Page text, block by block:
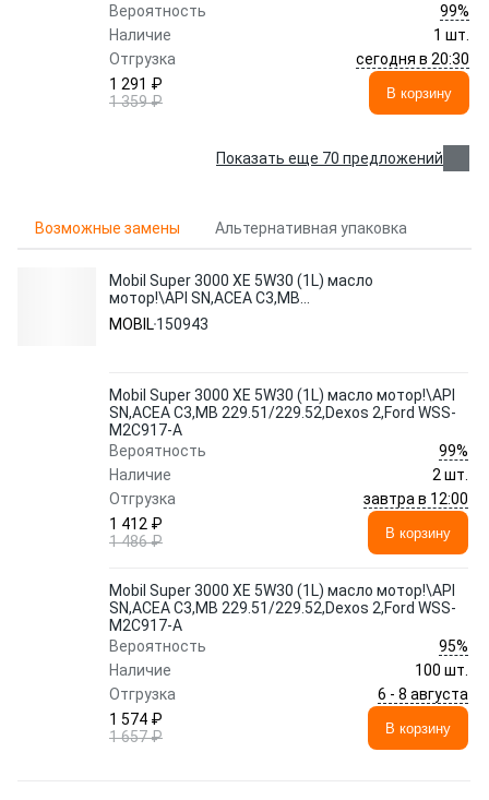
Вероятность
99%
Наличие
1 шт.
Отгрузка
сегодня в 20:30
1 291 ₽
1 359 ₽
В корзину
Показать еще 70 предложений
Возможные замены Альтернативная упаковка
Mobil Super 3000 XE 5W30 (1L) масло
мотор!\API SN,ACEA C3,MB
229.51/229.52,Dexos 2,Ford WSS-M2C917-
AMOBIL150943
Mobil Super 3000 XE 5W30 (1L) масло мотор!\API
SN,ACEA C3,MB 229.51/229.52,Dexos 2,Ford WSS-
M2C917-A
Вероятность
99%
Наличие
2 шт.
Отгрузка
завтра в 12:00
1 412 ₽
1 486 ₽
В корзину
Mobil Super 3000 XE 5W30 (1L) масло мотор!\API
SN,ACEA C3,MB 229.51/229.52,Dexos 2,Ford WSS-
M2C917-A
Вероятность
95%
Наличие
100 шт.
Отгрузка
6 - 8 августа
1 574 ₽
1 657 ₽
В корзину